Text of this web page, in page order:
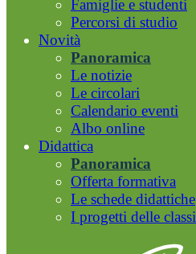
Famiglie e studenti
Percorsi di studio
Novità
Panoramica
Le notizie
Le circolari
Calendario eventi
Albo online
Didattica
Panoramica
Offerta formativa
Le schede didattiche
I progetti delle classi